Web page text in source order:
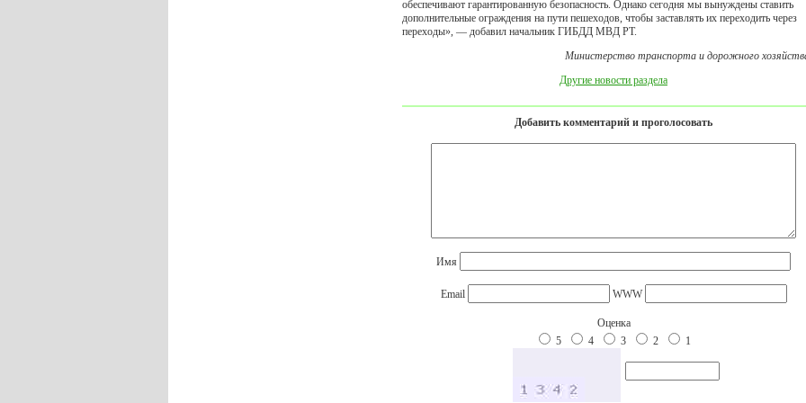
обеспечивают гарантированную безопасность. Однако сегодня мы вынуждены ставить
дополнительные ограждения на пути пешеходов, чтобы заставлять их переходить через
переходы», — добавил начальник ГИБДД МВД РТ.
Министерство транспорта и дорожного
Другие новости раздела
Добавить комментарий и проголосовать
Имя
Email WWW
Оценка
5
4 3 2 1